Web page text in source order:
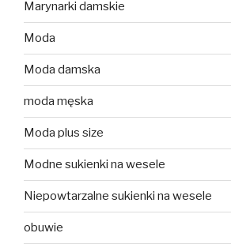
Marynarki damskie
Moda
Moda damska
moda męska
Moda plus size
Modne sukienki na wesele
Niepowtarzalne sukienki na wesele
obuwie